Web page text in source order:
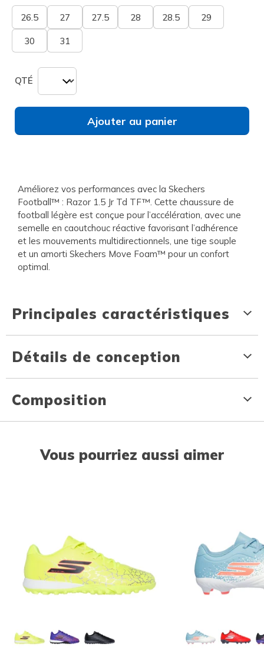
26.5 27 27.5 28 28.5 29
30 31
QTÉ
Ajouter au panier
Améliorez vos performances avec la Skechers
Football™ : Razor 1.5 Jr Td TF™. Cette chaussure de
football légère est conçue pour l’accélération, avec une
semelle en caoutchouc réactive favorisant l’adhérence
et les mouvements multidirectionnels, une tige souple
et un amorti Skechers Move Foam™ pour un confort
optimal.
Principales caractéristiques
Détails de conception
Composition
Vous pourriez aussi aimer